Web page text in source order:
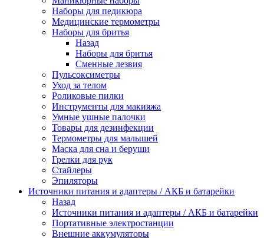
Наборы для педикюра
Медицинские термометры
Наборы для бритья
Назад
Наборы для бритья
Сменные лезвия
Пульсоксиметры
Уход за телом
Роликовые пилки
Инструменты для макияжа
Умные ушные палочки
Товары для дезинфекции
Термометры для малышей
Маска для сна и беруши
Грелки для рук
Стайлеры
Эпиляторы
Источники питания и адаптеры / АКБ и батарейки
Назад
Источники питания и адаптеры / АКБ и батарейки
Портативные электростанции
Внешние аккумуляторы